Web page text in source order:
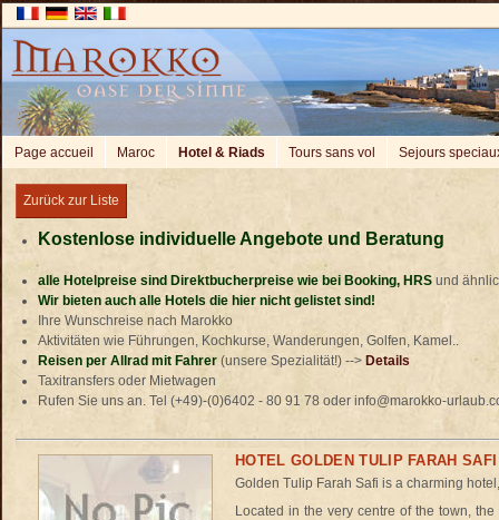
Page accueil Maroc Hotel & Riads Tours sans vol Sejours
Zurück zur Liste
Kostenlose individuelle Angebote und Beratung
alle Hotelpreise sind Direktbucherpreise wie bei Booking, HRS und
Wir bieten auch alle Hotels die hier nicht gelistet sind!
Ihre Wunschreise nach Marokko
Aktivitäten wie Führungen, Kochkurse, Wanderungen, Golfen, Kamel..
Reisen per Allrad mit Fahrer (unsere Spezialität!) --> Details
Taxitransfers oder Mietwagen
Rufen Sie uns an. Tel (+49)-(0)6402 - 80 91 78 oder info@marokko-
HOTEL GOLDEN TULIP FARAH SAFI
Golden Tulip Farah Safi is a charming
Located in the very centre of the town,